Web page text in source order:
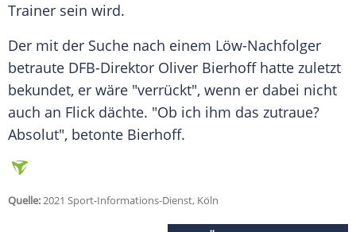
Trainer sein wird.
Der mit der Suche nach einem Löw-Nachfolger
betraute DFB-Direktor Oliver Bierhoff hatte zuletzt
bekundet, er wäre "verrückt", wenn er dabei nicht
auch an Flick dächte. "Ob ich ihm das zutraue?
Absolut", betonte Bierhoff.
Quelle:2021 Sport-Informations-Dienst, Köln